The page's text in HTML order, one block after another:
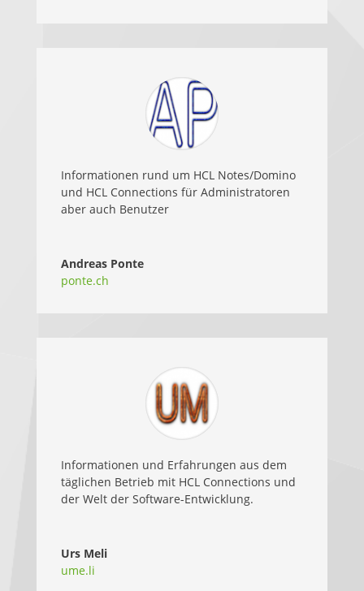
Informationen rund um HCL Notes/Domino
und HCL Connections für Administratoren
aber auch Benutzer
Andreas Ponte
ponte.ch
Informationen und Erfahrungen aus dem
täglichen Betrieb mit HCL Connections und
der Welt der Software-Entwicklung.
Urs Meli
ume.li